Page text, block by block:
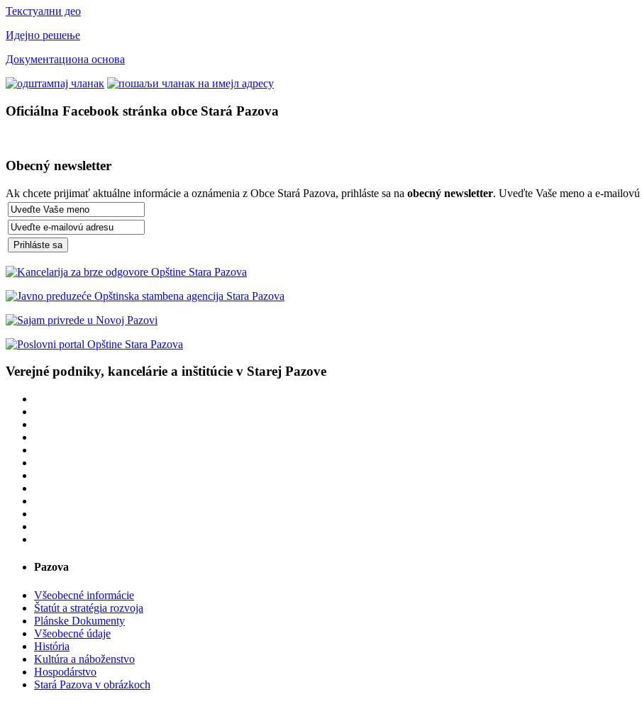
Текстуални део
Идејно решење
Документациона основа
Oficiálna Facebook stránka obce Stará Pazova
Obecný newsletter
Ak chcete prijimať aktuálne informácie a oznámenia z Obce Stará Pazova, prihláste sa na obecný newsletter. Uveďte Vaše meno a e-mailovú
Verejné podniky, kancelárie a inštitúcie v Starej Pazove
Pazova
Všeobecné informácie
Štatút a stratégia rozvoja
Plánske Dokumenty
Všeobecné údaje
História
Kultúra a náboženstvo
Hospodárstvo
Stará Pazova v obrázkoch